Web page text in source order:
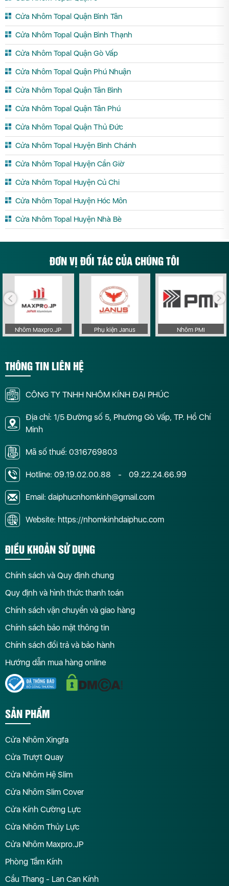
Cửa Nhôm Topal Quận Bình Tân
Cửa Nhôm Topal Quận Bình Thạnh
Cửa Nhôm Topal Quận Gò Vấp
Cửa Nhôm Topal Quận Phú Nhuận
Cửa Nhôm Topal Quận Tân Bình
Cửa Nhôm Topal Quận Tân Phú
Cửa Nhôm Topal Quận Thủ Đức
Cửa Nhôm Topal Huyện Bình Chánh
Cửa Nhôm Topal Huyện Cần Giờ
Cửa Nhôm Topal Huyện Củ Chi
Cửa Nhôm Topal Huyện Hóc Môn
Cửa Nhôm Topal Huyện Nhà Bè
ĐƠN VỊ ĐỐI TÁC CỦA CHÚNG TÔI
Nhôm Maxpro.JP Phụ kiện Janus Nhôm PMI
THÔNG TIN LIÊN HỆ
CÔNG TY TNHH NHÔM KÍNH ĐẠI PHÚC
Địa chỉ: 1/5 Đường số 5, Phường Gò Vấp, TP. Hồ Chí
Minh
Mã số thuế: 0316769803
Hotline: 09.19.02.00.88 - 09.22.24.66.99
Email: daiphucnhomkinh@gmail.com
Website: https://nhomkinhdaiphuc.com
ĐIỀU KHOẢN SỬ DỤNG
Chính sách và Quy định chung
Quy định và hình thức thanh toán
Chính sách vận chuyển và giao hàng
Chính sách bảo mật thông tin
Chính sách đổi trả và bảo hành
Hướng dẫn mua hàng online
SẢN PHẨM
Cửa Nhôm Xingfa
Cửa Trượt Quay
Cửa Nhôm Hệ Slim
Cửa Nhôm Slim Cover
Cửa Kính Cường Lực
Cửa Nhôm Thủy Lực
Cửa Nhôm Maxpro.JP
Phòng Tắm Kính
Cầu Thang - Lan Can Kính